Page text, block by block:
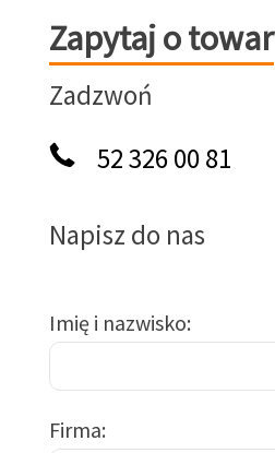
Zapytaj o towar
Zapytaj o towar
Zadzwoń
52 326 00 81
Napisz do nas
Imię i nazwisko
Firma